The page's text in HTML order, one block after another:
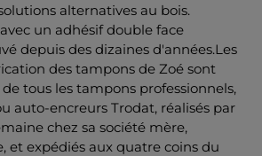
alternatives au bois.
un adhésif double face
depuis des dizaines d'années.Les
des tampons de Zoé sont
tous les tampons professionnels,
auto-encreurs Trodat, réalisés par
chez sa société mère,
et expédiés aux quatre coins du